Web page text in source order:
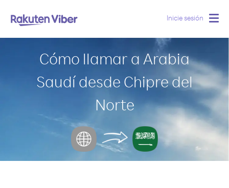
Inicie sesión
Cómo llamar a Arabia
Saudí desde Chipre del
Norte